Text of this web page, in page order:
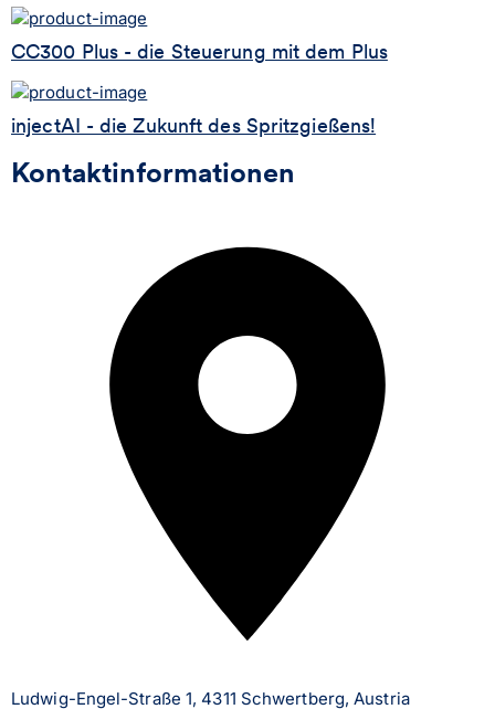
CC300 Plus - die Steuerung mit dem Plus
injectAI - die Zukunft des Spritzgießens!
Kontaktinformationen
Ludwig-Engel-Straße 1, 4311 Schwertberg, Austria